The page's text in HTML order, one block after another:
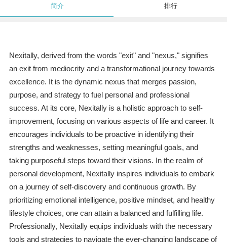
简介 排行
Nexitally, derived from the words "exit" and "nexus," signifies
an exit from mediocrity and a transformational journey towards
excellence. It is the dynamic nexus that merges passion,
purpose, and strategy to fuel personal and professional
success. At its core, Nexitally is a holistic approach to self-
improvement, focusing on various aspects of life and career. It
encourages individuals to be proactive in identifying their
strengths and weaknesses, setting meaningful goals, and
taking purposeful steps toward their visions. In the realm of
personal development, Nexitally inspires individuals to embark
on a journey of self-discovery and continuous growth. By
prioritizing emotional intelligence, positive mindset, and healthy
lifestyle choices, one can attain a balanced and fulfilling life.
Professionally, Nexitally equips individuals with the necessary
tools and strategies to navigate the ever-changing landscape of